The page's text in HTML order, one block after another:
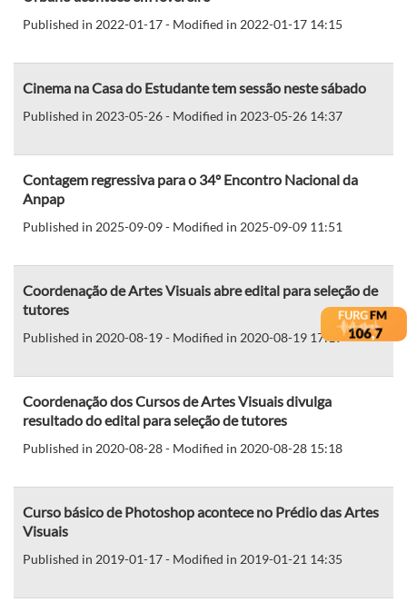
Published in 2022-01-17 - Modified in 2022-01-17 14:15
Cinema na Casa do Estudante tem sessão neste sábado
Published in 2023-05-26 - Modified in 2023-05-26 14:37
Contagem regressiva para o 34º Encontro Nacional da
Anpap
Published in 2025-09-09 - Modified in 2025-09-09 11:51
Coordenação de Artes Visuais abre edital para seleção de
tutores
Published in 2020-08-19 - Modified in 2020-08-19 17:19
Coordenação dos Cursos de Artes Visuais divulga
resultado do edital para seleção de tutores
Published in 2020-08-28 - Modified in 2020-08-28 15:18
Curso básico de Photoshop acontece no Prédio das Artes
Visuais
Published in 2019-01-17 - Modified in 2019-01-21 14:35